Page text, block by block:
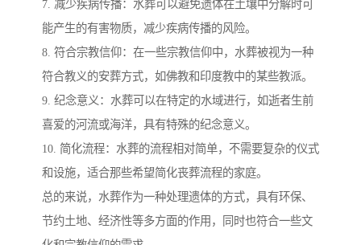
7. 减少疾病传播：水葬可以避免遗体在土壤中分解时可
能产生的有害物质，减少疾病传播的风险。
8. 符合宗教信仰：在一些宗教信仰中，水葬被视为一种
符合教义的安葬方式，如佛教和印度教中的某些教派。
9. 纪念意义：水葬可以在特定的水域进行，如逝者生前
喜爱的河流或海洋，具有特殊的纪念意义。
10. 简化流程：水葬的流程相对简单，不需要复杂的仪式
和设施，适合那些希望简化丧葬流程的家庭。
总的来说，水葬作为一种处理遗体的方式，具有环保、
节约土地、经济性等多方面的作用，同时也符合一些文